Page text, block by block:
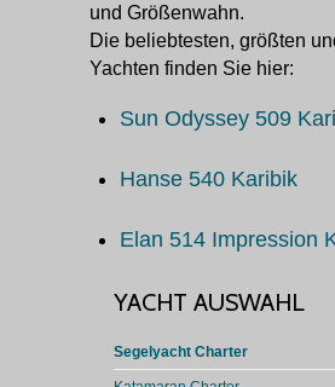
und Größenwahn.
Die beliebtesten, größten
Yachten finden Sie hier:
Sun Odyssey 509
Hanse 540 Karibik
Elan 514 Impression
YACHT AUSWAHL
Segelyacht Charter